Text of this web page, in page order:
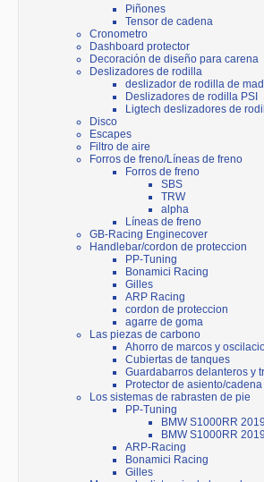
Piñones
Tensor de cadena
Cronometro
Dashboard protector
Decoración de diseño para carena
Deslizadores de rodilla
deslizador de rodilla de
Deslizadores de rodilla PSI
Ligtech deslizadores de
Disco
Escapes
Filtro de aire
Forros de freno/Líneas de freno
Forros de freno
SBS
TRW
alpha
Líneas de freno
GB-Racing Enginecover
Handlebar/cordon de proteccion
PP-Tuning
Bonamici Racing
Gilles
ARP Racing
cordon de proteccion
agarre de goma
Las piezas de carbono
Ahorro de marcos y
Cubiertas de tanques
Guardabarros delanteros y
Protector de asiento/cadena
Los sistemas de rabrasten de pie
PP-Tuning
BMW S1000RR
BMW S1000RR
ARP-Racing
Bonamici Racing
Gilles